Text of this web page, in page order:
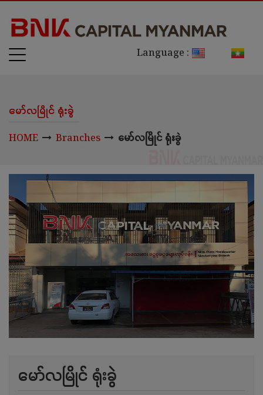
Language :
မော်လမြိုင် ရုံးခွဲ
HOME Branches မော်လမြိုင် ရုံးခွဲ
မော်လမြိုင် ရုံးခွဲ